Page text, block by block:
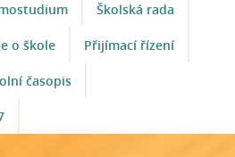
Školská rada
o škole Přijímací řízení
časopis